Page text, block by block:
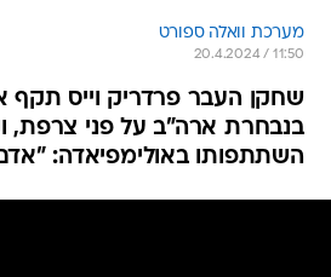
מערכת וואלה ספורט
20.4.2024 / 11:50
שחקן העבר פרדריק וייס
בנבחרת ארה"ב על פני צרפת,
השתתפותו באולימפיאדה: